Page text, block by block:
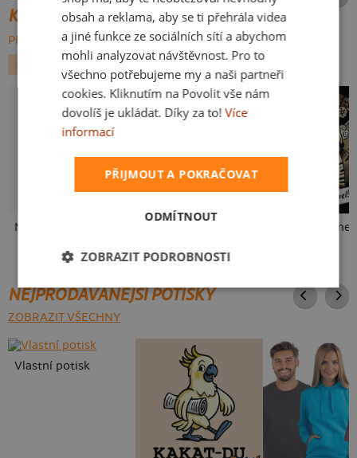
KATEGORIE
PROCHÁZET VŠE:
FILMY A SERIÁLY SUPERHRDINOVÉ
Neklidný bez piva
NEJPRODÁVANĚJŠÍ POTISKY
ZOBRAZIT VŠECHNY
Vlastní potisk
obsah a reklama, aby se ti přehrála videa
a jiné funkce ze sociálních sítí a abychom
mohli analyzovat návštěvnost. Pro to
všechno potřebujeme my a naši partneři
cookies. Kliknutím na Povolit vše nám
dovolíš je ukládat. Díky za to! Více
informací
PŘIJMOUT A POKRAČOVAT
ODMÍTNOUT
ZOBRAZIT PODROBNOSTI